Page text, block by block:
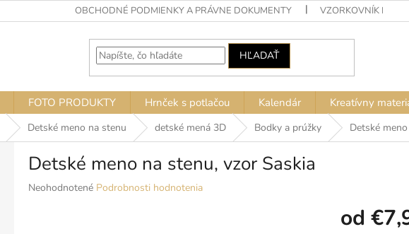
OBCHODNÉ PODMIENKY A PRÁVNE DOKUMENTY VZORKOVNÍK FARIEB
HĽADAŤ
FOTO PRODUKTY Hrnček s potlačou Kalendár Kreatívny
Detské meno na stenu detské mená 3D Bodky a prúžky Detské
Detské meno na stenu, vzor Saskia
Priemerné
Neohodnotené Podrobnosti hodnotenia
od